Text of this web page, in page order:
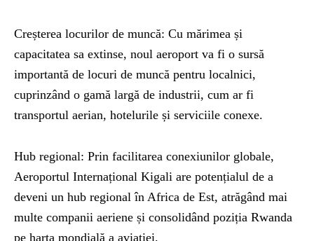
Creșterea locurilor de muncă: Cu mărimea și
capacitatea sa extinse, noul aeroport va fi o sursă
importantă de locuri de muncă pentru localnici,
cuprinzând o gamă largă de industrii, cum ar fi
transportul aerian, hotelurile și serviciile conexe.
Hub regional: Prin facilitarea conexiunilor globale,
Aeroportul Internațional Kigali are potențialul de a
deveni un hub regional în Africa de Est, atrăgând mai
multe companii aeriene și consolidând poziția Rwanda
pe harta mondială a aviației.